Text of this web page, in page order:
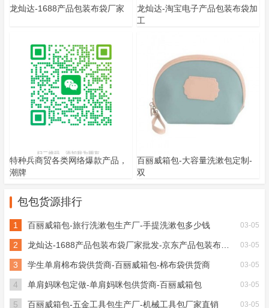
龙灿达-1688产品包装布袋厂家
龙灿达-淘宝电子产品包装布袋加
工
特种兵商贸各类网络爆款产品，
潮牌
百丽威箱包-大容量洗漱包定制-
双
包包货源排行
03-05
1 百丽威箱包-旅行洗漱包生产厂-手提洗漱包多少钱
03-05
2 龙灿达-1688产品包装布袋厂家批发-京东产品包装布袋加工
03-05
3 学生单肩棉布袋供货商-百丽威箱包-棉布袋供货商
03-05
4 单肩妈咪包定做-单肩妈咪包供货商-百丽威箱包
03-05
5 百丽威箱包-五金工具包生产厂-机械工具包厂家直销